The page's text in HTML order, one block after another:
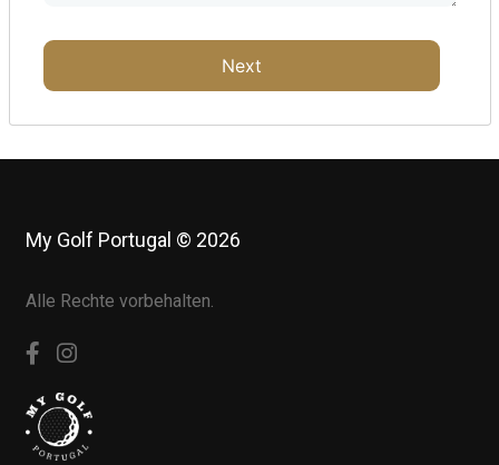
Next
My Golf Portugal © 2026
Alle Rechte vorbehalten.